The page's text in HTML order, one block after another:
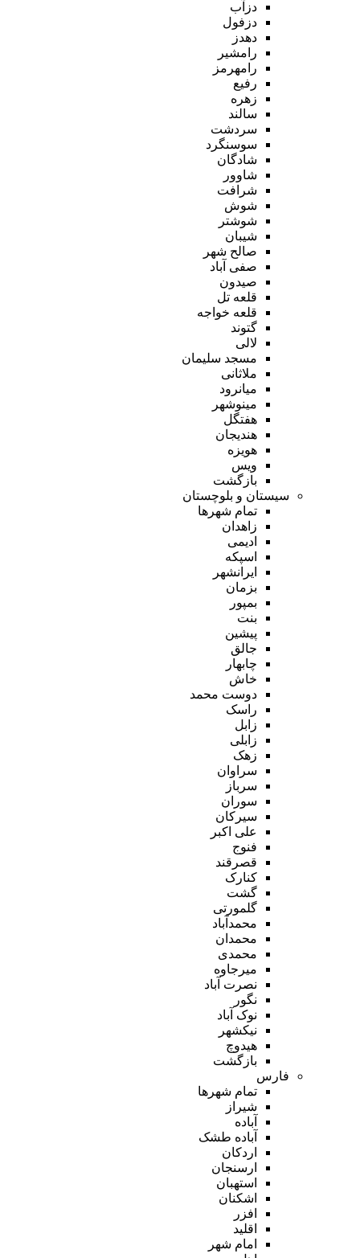
دزآب
دزفول
دهدز
رامشیر
رامهرمز
رفیع
زهره
سالند
سردشت
سوسنگرد
شادگان
شاوور
شرافت
شوش
شوشتر
شیبان
صالح شهر
صفی آباد
صیدون
قلعه تل
قلعه خواجه
گتوند
لالی
مسجد سلیمان
ملاثانی
میانرود
مینوشهر
هفتگل
هندیجان
هویزه
ویس
بازگشت
سیستان و بلوچستان
تمام شهر‌ها
زاهدان
ادیمی
اسپکه
ایرانشهر
بزمان
بمپور
بنت
پیشین
جالق
چابهار
خاش
دوست محمد
راسک
زابل
زابلی
زهک
سراوان
سرباز
سوران
سیرکان
علی اکبر
فنوج
قصرقند
کنارک
گشت
گلمورتی
محمدآباد
محمدان
محمدی
میرجاوه
نصرت آباد
نگور
نوک آباد
نیکشهر
هیدوچ
بازگشت
فارس
تمام شهر‌ها
شیراز
آباده
آباده طشک
اردکان
ارسنجان
استهبان
اشکنان
افزر
اقلید
امام شهر